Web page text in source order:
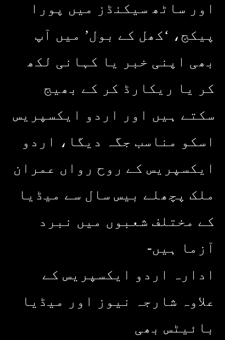
اور ساٹھ سیکنڈز میں پورا
پیکج، ‘کھل کے بول’ میں آپ
بھی اپنی خبر یا کہانی لکھ
کر یا ریکارڈ کر کے بھیج
سکتے ہیں اور اردو ایکسپریس
اسکو مناسب جگہ دیگا، اردو
ایکسپریس کے روح رواں عمران
ملک پچھلے بیس سال سے میڈیا
کے مختلف شعبوں میں نبرد
آزما ہیں-
ادارہ اردو ایکسپریس کے
علاوہ شارجہ نیوز اور میڈیا
بائیٹس بھی